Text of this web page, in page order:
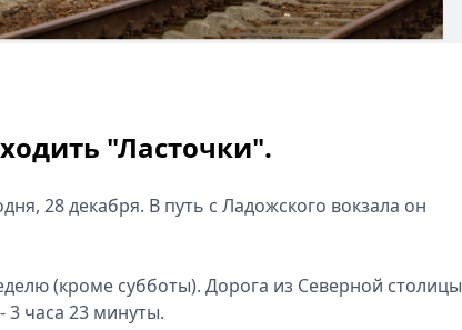
"Ласточки".
28 декабря. В путь с Ладожского вокзала он
(кроме субботы). Дорога из Северной столицы
3 часа 23 минуты.